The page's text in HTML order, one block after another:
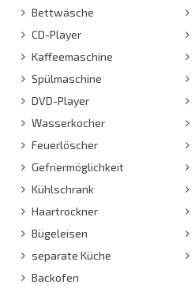
Bettwäsche
CD-Player
Kaffeemaschine
Spülmaschine
DVD-Player
Wasserkocher
Feuerlöscher
Gefriermöglichkeit
Kühlschrank
Haartrockner
Bügeleisen
separate Küche
Backofen